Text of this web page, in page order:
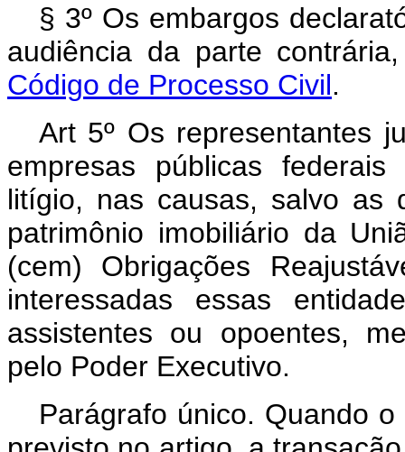
§ 3º Os embargos
audiência da parte
Código de Processo Civil.
Art 5º Os representantes
empresas públicas
litígio, nas causas, salvo as
patrimônio imobiliário da
(cem) Obrigações
interessadas essas
assistentes ou opoentes,
pelo Poder Executivo.
Parágrafo único. Quando